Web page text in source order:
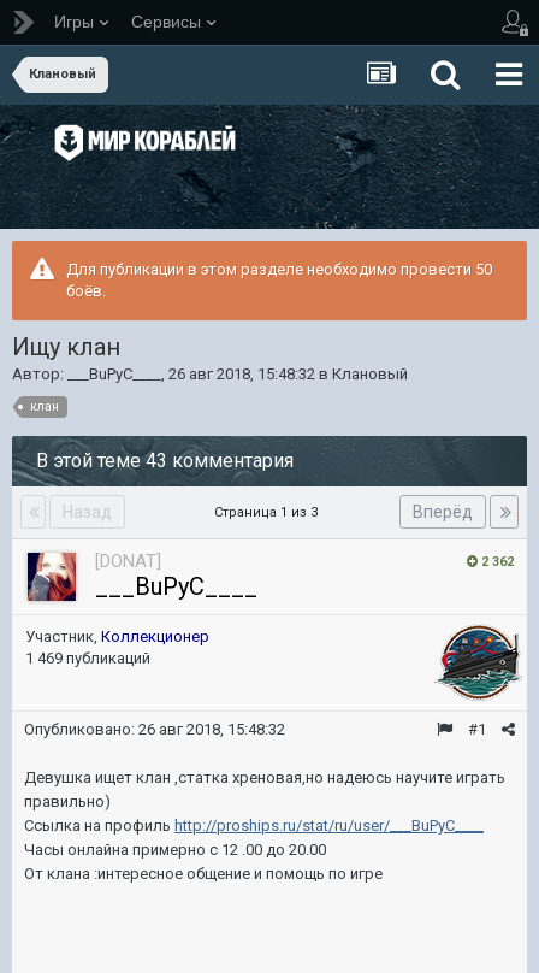
Игры Сервисы
Клановый
Для публикации в этом разделе необходимо провести 50
боёв.
Ищу клан
Автор: ___BuPyC____ , 26 авг 2018, 15:48:32 в Клановый
клан
В этой теме 43 комментария
Назад Вперёд
Страница 1 из 3
2 362
[DONAT]
___BuPyC____
Участник, Коллекционер
1 469 публикаций
#1
Опубликовано: 26 авг 2018, 15:48:32
Девушка ищет клан ,статка хреновая,но надеюсь научите играть
правильно)
Ссылка на профиль http://proships.ru/stat/ru/user/___BuPyC____
Часы онлайна примерно с 12 .00 до 20.00
От клана :интересное общение и помощь по игре